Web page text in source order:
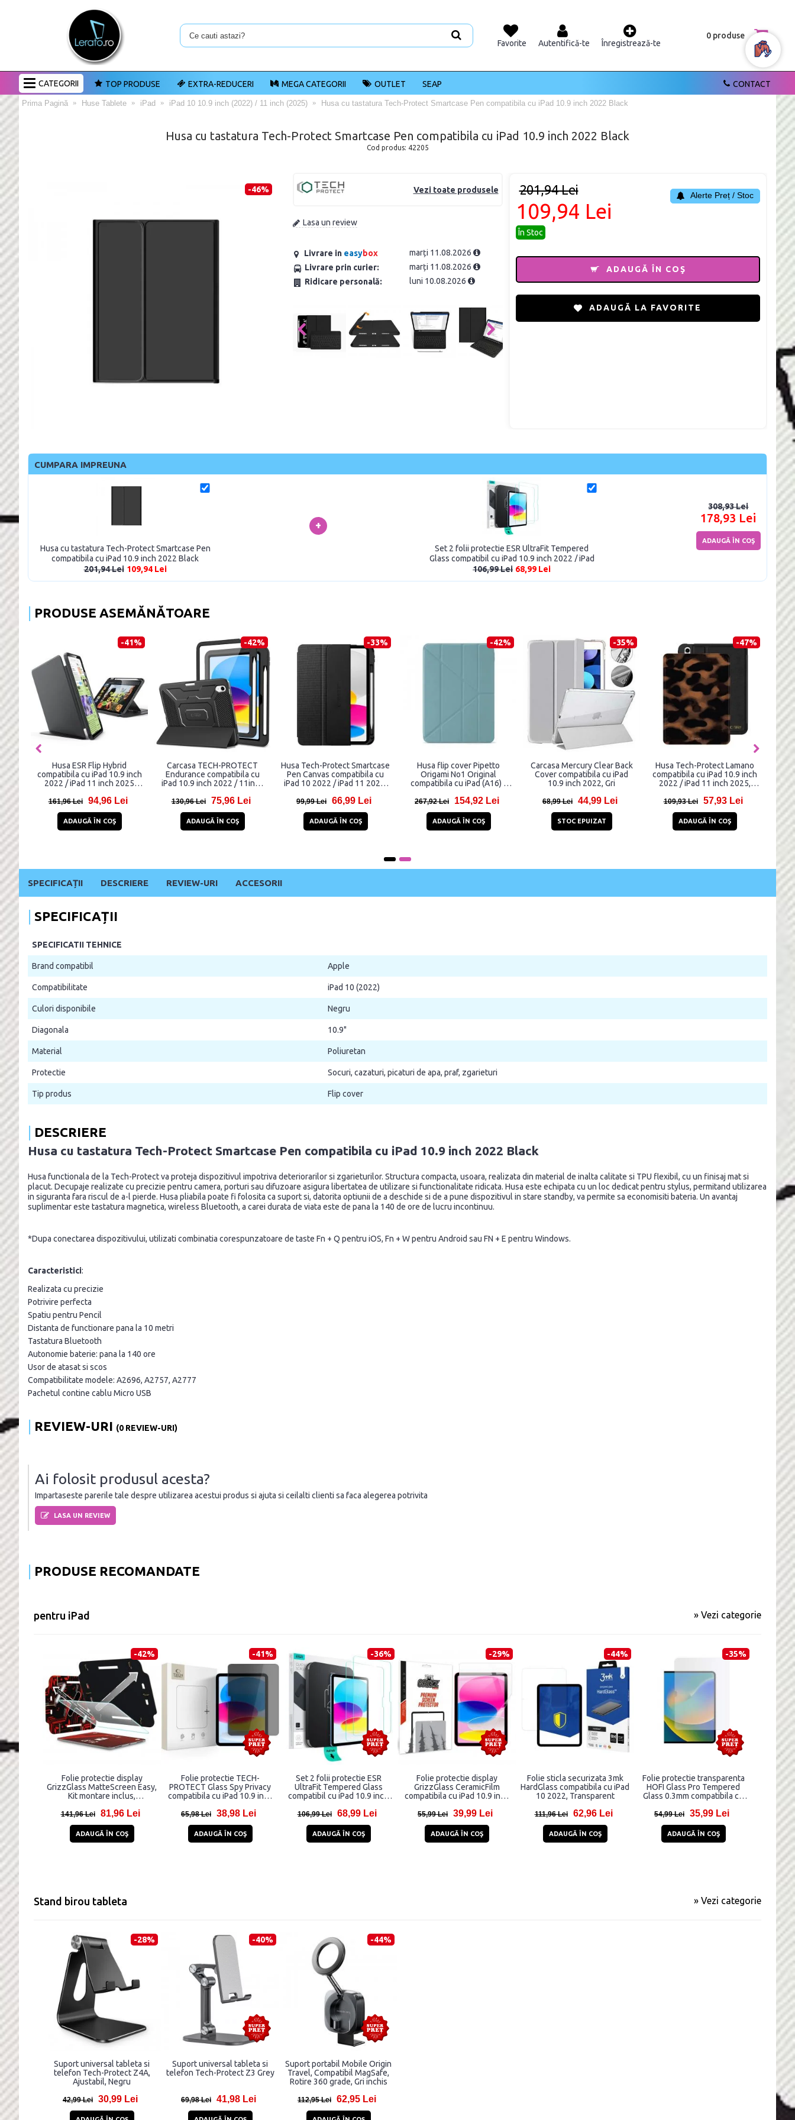
Favorite Autentifică-te Înregistrează-te
0 produse
CATEGORII CONTACT
TOP PRODUSE EXTRA-REDUCERI MEGA CATEGORII OUTLET SEAP
Prima Pagină Huse Tablete iPad iPad 10 10.9 inch (2022) / 11 inch (2025) Husa cu tastatura Tech-Protect Smartcase Pen compatibila cu iPad 10.9 inch 2022 Black
Husa cu tastatura Tech-Protect Smartcase Pen compatibila cu iPad 10.9 inch 2022 Black
Cod produs: 42205
-46% Vezi toate produsele
Lasa un review
Livrare in easybox
marți 11.08.2026
Livrare prin curier:
marți 11.08.2026
Ridicare personală:
luni 10.08.2026
201,94 Lei
109,94 Lei
În Stoc
Alerte Preț / Stoc
ADAUGĂ ÎN COŞ
ADAUGĂ LA FAVORITE
CUMPARA IMPREUNA
Husa cu tastatura Tech-Protect Smartcase Pen
compatibila cu iPad 10.9 inch 2022 Black
201,94 Lei 109,94 Lei
+
Set 2 folii protectie ESR UltraFit Tempered
Glass compatibil cu iPad 10.9 inch 2022 / iPad
11 inch 2025 Clear
106,99 Lei 68,99 Lei
308,93 Lei
178,93 Lei
ADAUGĂ ÎN COŞ
PRODUSE ASEMĂNĂTOARE
cu
11
-41%
Husa ESR Flip Hybrid
compatibila cu iPad 10.9 inch
2022 / iPad 11 inch 2025
161,96 Lei 94,96 Lei
ADAUGĂ ÎN COŞ
-42%
Carcasa TECH-PROTECT
Endurance compatibila cu
iPad 10.9 inch 2022 / 11inch
Negru
130,96 Lei 75,96 Lei
ADAUGĂ ÎN COŞ
-33%
Husa Tech-Protect Smartcase
Pen Canvas compatibila cu
iPad 10 2022 / iPad 11 2025,
99,99 Lei 66,99 Lei
ADAUGĂ ÎN COŞ
-42%
Husa flip cover Pipetto
Origami No1 Original
compatibila cu iPad (A16) /
267,92 Lei 154,92 Lei
ADAUGĂ ÎN COŞ
-35%
Carcasa Mercury Clear Back
Cover compatibila cu iPad
10.9 inch 2022, Gri
68,99 Lei 44,99 Lei
STOC EPUIZAT
-47%
Husa Tech-Protect Lamano
compatibila cu iPad 10.9 inch
2022 / iPad 11 inch 2025,
109,93 Lei 57,93 Lei
ADAUGĂ ÎN COŞ
SPECIFICAȚII DESCRIERE REVIEW-URI ACCESORII
SPECIFICAȚII
SPECIFICATII TEHNICE
Brand compatibil Apple
Compatibilitate iPad 10 (2022)
Culori disponibile Negru
Diagonala 10.9"
Material Poliuretan
Protectie Socuri, cazaturi, picaturi de apa, praf, zgarieturi
Tip produs Flip cover
DESCRIERE
Husa cu tastatura Tech-Protect Smartcase Pen compatibila cu iPad 10.9 inch 2022 Black
Husa functionala de la Tech-Protect va proteja dispozitivul impotriva deteriorarilor si zgarieturilor. Structura compacta, usoara, realizata din material de inalta calitate si TPU flexibil, cu un finisaj mat si
placut. Decupaje realizate cu precizie pentru camera, porturi sau difuzoare asigura libertatea de utilizare si functionalitate ridicata. Husa este echipata cu un loc dedicat pentru stylus, permitand utilizarea
in siguranta fara riscul de a-l pierde. Husa pliabila poate fi folosita ca suport si, datorita optiunii de a deschide si de a pune dispozitivul in stare standby, va permite sa economisiti bateria. Un avantaj
suplimentar este tastatura magnetica, wireless Bluetooth, a carei durata de viata este de pana la 140 de ore de lucru incontinuu.
*Dupa conectarea dispozitivului, utilizati combinatia corespunzatoare de taste Fn + Q pentru iOS, Fn + W pentru Android sau FN + E pentru Windows.
Caracteristici:
Realizata cu precizie
Potrivire perfecta
Spatiu pentru Pencil
Distanta de functionare pana la 10 metri
Tastatura Bluetooth
Autonomie baterie: pana la 140 ore
Usor de atasat si scos
Compatibilitate modele: A2696, A2757, A2777
Pachetul contine cablu Micro USB
REVIEW-URI (0 REVIEW-URI)
Ai folosit produsul acesta?
Impartaseste parerile tale despre utilizarea acestui produs si ajuta si ceilalti clienti sa faca alegerea potrivita
LASA UN REVIEW
PRODUSE RECOMANDATE
pentru iPad » Vezi categorie
-42%
Folie protectie display
GrizzGlass MatteScreen Easy,
Kit montare inclus,
2022 / iPad 11 inch 2025,
141,96 Lei 81,96 Lei
ADAUGĂ ÎN COŞ
-41%
Folie protectie TECH-
PROTECT Glass Spy Privacy
compatibila cu iPad 10.9 inch
65,98 Lei 38,98 Lei
ADAUGĂ ÎN COŞ
-36%
Set 2 folii protectie ESR
UltraFit Tempered Glass
compatibil cu iPad 10.9 inch
Clear
106,99 Lei 68,99 Lei
ADAUGĂ ÎN COŞ
-29%
Folie protectie display
GrizzGlass CeramicFilm
compatibila cu iPad 10.9 inch
Transparent
55,99 Lei 39,99 Lei
ADAUGĂ ÎN COŞ
-44%
Folie sticla securizata 3mk
HardGlass compatibila cu iPad
10 2022, Transparent
111,96 Lei 62,96 Lei
ADAUGĂ ÎN COŞ
-35%
Folie protectie transparenta
HOFI Glass Pro Tempered
Glass 0.3mm compatibila cu
54,99 Lei 35,99 Lei
ADAUGĂ ÎN COŞ
Stand birou tableta » Vezi categorie
-28%
Suport universal tableta si
telefon Tech-Protect Z4A,
Ajustabil, Negru
42,99 Lei 30,99 Lei
-40%
Suport universal tableta si
telefon Tech-Protect Z3 Grey
69,98 Lei 41,98 Lei
-44%
Suport portabil Mobile Origin
Travel, Compatibil MagSafe,
Rotire 360 grade, Gri inchis
112,95 Lei 62,95 Lei